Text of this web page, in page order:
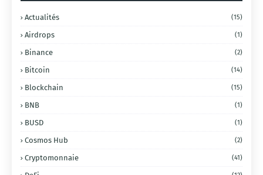
Actualités (15)
Airdrops (1)
Binance (2)
Bitcoin (14)
Blockchain (15)
BNB (1)
BUSD (1)
Cosmos Hub (2)
Cryptomonnaie (41)